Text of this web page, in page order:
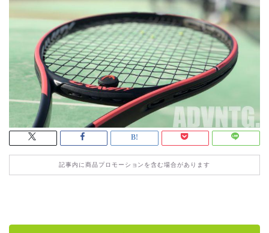
記事内に商品プロモーションを含む場合があります